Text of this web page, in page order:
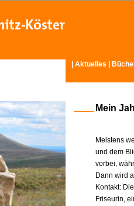
Aktuelles
Mein
Meistens
und dem
vorbei,
Dann wird
Kontakt:
Friseurin,